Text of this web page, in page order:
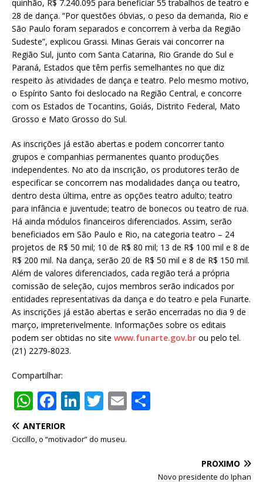
quinhão, R$ 7.240.095 para beneficiar 55 trabalhos de teatro e
28 de dança. “Por questões óbvias, o peso da demanda, Rio e
São Paulo foram separados e concorrem à verba da Região
Sudeste”, explicou Grassi. Minas Gerais vai concorrer na
Região Sul, junto com Santa Catarina, Rio Grande do Sul e
Paraná, Estados que têm perfis semelhantes no que diz
respeito às atividades de dança e teatro. Pelo mesmo motivo,
o Espírito Santo foi deslocado na Região Central, e concorre
com os Estados de Tocantins, Goiás, Distrito Federal, Mato
Grosso e Mato Grosso do Sul.
As inscrições já estão abertas e podem concorrer tanto
grupos e companhias permanentes quanto produções
independentes. No ato da inscrição, os produtores terão de
especificar se concorrem nas modalidades dança ou teatro,
dentro desta última, entre as opções teatro adulto; teatro
para infância e juventude; teatro de bonecos ou teatro de rua.
Há ainda módulos financeiros diferenciados. Assim, serão
beneficiados em São Paulo e Rio, na categoria teatro – 24
projetos de R$ 50 mil; 10 de R$ 80 mil; 13 de R$ 100 mil e 8 de
R$ 200 mil. Na dança, serão 20 de R$ 50 mil e 8 de R$ 150 mil.
Além de valores diferenciados, cada região terá a própria
comissão de seleção, cujos membros serão indicados por
entidades representativas da dança e do teatro e pela Funarte.
As inscrições já estão abertas e serão encerradas no dia 9 de
março, impreterivelmente. Informações sobre os editais
podem ser obtidas no site www.funarte.gov.br ou pelo tel.
(21) 2279-8023.
Compartilhar:
W
h
at
F
a
c
Li
k
T
it
E
ANTERIOR
Ciccillo, o “motivador” do museu.
PRÓXIMO
Novo presidente do Iphan